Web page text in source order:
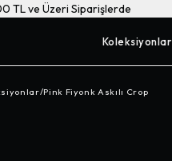
TL ve Üzeri Siparişlerde
Koleksiyonlar
/Pink Fiyonk Askılı Crop